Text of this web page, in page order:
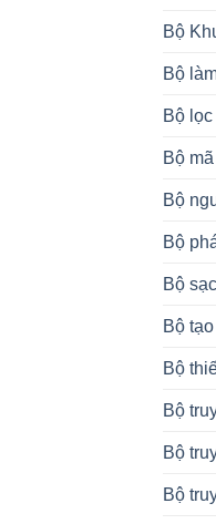
Bộ
Bộ
Bộ lọc
Bộ
Bộ
Bộ
Bộ sạc
Bộ
Bộ
Bộ
Bộ
Bộ